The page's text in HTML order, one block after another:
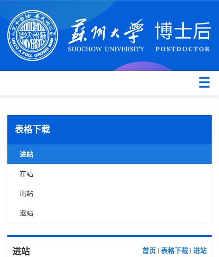
表格下载
进站
在站
出站
退站
进站 首页 表格下载 进站